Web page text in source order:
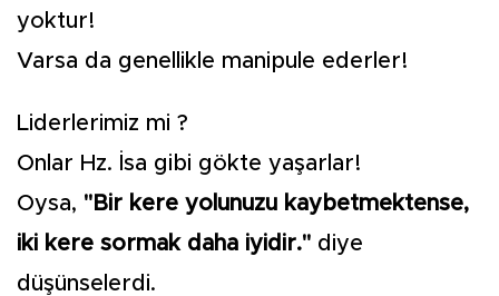
yoktur!
Varsa da genellikle manipule ederler!
Liderlerimiz mi ?
Onlar Hz. İsa gibi gökte yaşarlar!
Oysa, "Bir kere yolunuzu kaybetmektense,
iki kere sormak daha iyidir." diye
düşünselerdi.